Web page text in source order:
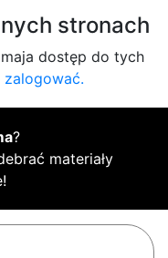
stronach
dostęp do tych
zalogować.
?
materiały